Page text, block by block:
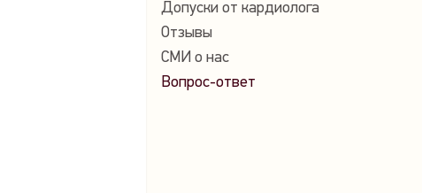
Допуски от кардиолога
Отзывы
СМИ о нас
Вопрос-ответ